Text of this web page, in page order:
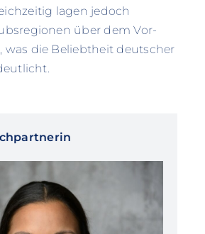
lagen jedoch
über dem Vor-
was die Beliebtheit deutscher